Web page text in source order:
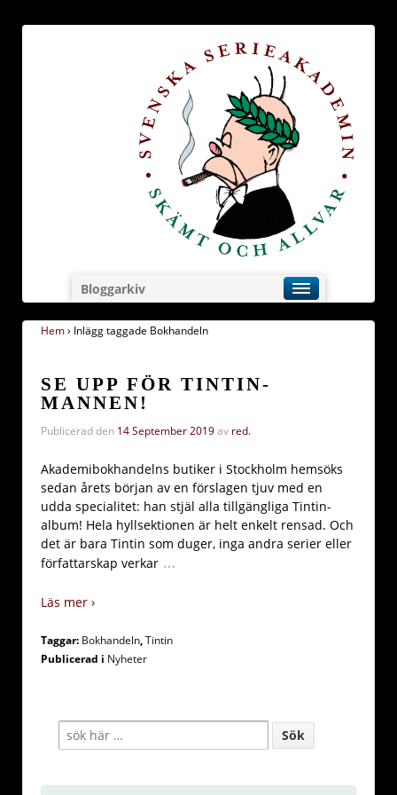
Bloggarkiv
Hem› Inlägg taggade Bokhandeln
SE UPP FÖR TINTIN-
MANNEN!
Publicerad den 14 September 2019av red.
Akademibokhandelns butiker i Stockholm hemsöks
sedan årets början av en förslagen tjuv med en
udda specialitet: han stjäl alla tillgängliga Tintin-
album! Hela hyllsektionen är helt enkelt rensad. Och
det är bara Tintin som duger, inga andra serier eller
författarskap verkar …
Läs mer ›
Taggar: Bokhandeln,Tintin
Publicerad i Nyheter